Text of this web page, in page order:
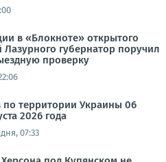
в «Блокноте» открытого
губернатор поручил
проверку
по территории Украины 06
2026 года
07:33